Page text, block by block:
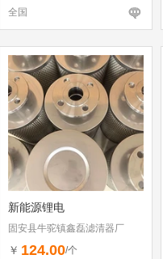
全国
新能源锂电
固安县牛驼镇鑫磊滤清器厂
￥ 124.00/个